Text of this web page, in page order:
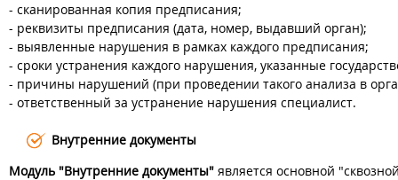
- сканированная копия предписания;
- реквизиты предписания (дата, номер, выдавший орган);
- выявленные нарушения в рамках каждого предписания;
- сроки устранения каждого нарушения, указанные
- причины нарушений (при проведении такого анализа в
- ответственный за устранение нарушения специалист.
Внутренние документы
Модуль "Внутренние документы" является основной